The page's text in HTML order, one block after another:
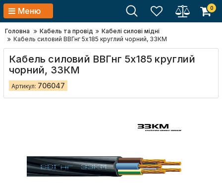
Меню 0
Головна Кабель та провід
Кабелі силові мідні
Кабель силовий ВВГнг 5x185 круглий чорний, ЗЗКМ
Кабель силовий ВВГнг 5x185 круглий
чорний, ЗЗКМ
Артикул: 706047